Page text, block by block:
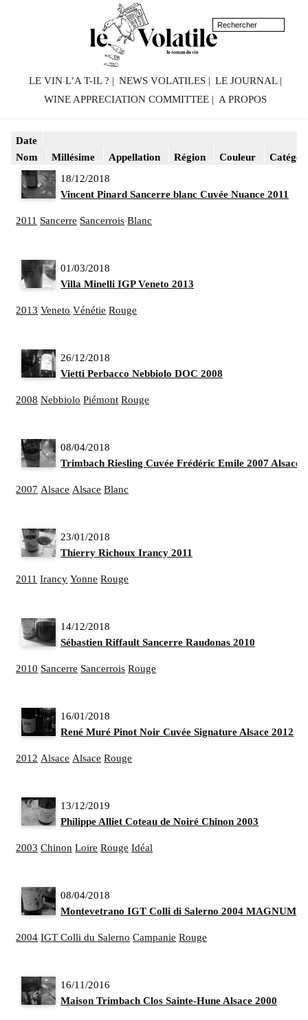
LE VIN L’A T-IL ? NEWS VOLATILES
LE JOURNAL
WINE APPRECIATION COMMITTEE
A PROPOS
Date
Nom
Millésime Appellation Région Couleur
18/12/2018
Vincent Pinard Sancerre blanc Cuvée Nuance 2011
2011 Sancerre Sancerrois Blanc
01/03/2018
Villa Minelli IGP Veneto 2013
2013 Veneto Vénétie Rouge
26/12/2018
Vietti Perbacco Nebbiolo DOC 2008
2008 Nebbiolo Piémont Rouge
08/04/2018
Trimbach Riesling Cuvée Frédéric Emile 2007 Alsace
2007 Alsace Alsace Blanc
23/01/2018
Thierry Richoux Irancy 2011
2011 Irancy Yonne Rouge
14/12/2018
Sébastien Riffault Sancerre Raudonas 2010
2010 Sancerre Sancerrois Rouge
16/01/2018
René Muré Pinot Noir Cuvée Signature Alsace 2012
2012 Alsace Alsace Rouge
13/12/2019
Philippe Alliet Coteau de Noiré Chinon 2003
2003 Chinon Loire Rouge Idéal
08/04/2018
Montevetrano IGT Colli di Salerno 2004 MAGNUM
2004 IGT Colli du Salerno Campanie Rouge
16/11/2016
Maison Trimbach Clos Sainte-Hune Alsace 2000